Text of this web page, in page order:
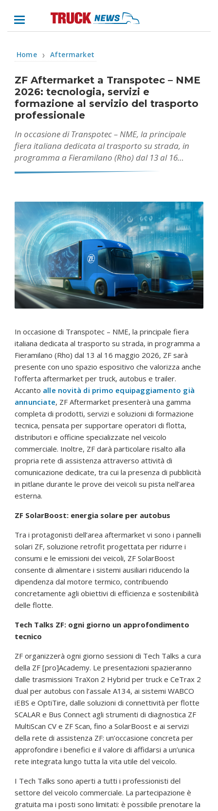
Home ❯ Aftermarket
ZF Aftermarket a Transpotec – NME
2026: tecnologia, servizi e
formazione al servizio del trasporto
professionale
In occasione di Transpotec – NME, la principale
fiera italiana dedicata al trasporto su strada, in
programma a Fieramilano (Rho) dal 13 al 16…
In occasione di Transpotec – NME, la principale fiera
italiana dedicata al trasporto su strada, in programma a
Fieramilano (Rho) dal 13 al 16 maggio 2026, ZF sarà
presente con uno spazio espositivo che valorizza anche
l’offerta aftermarket per truck, autobus e trailer.
Accanto alle novità di primo equipaggiamento già
annunciate, ZF Aftermarket presenterà una gamma
completa di prodotti, servizi e soluzioni di formazione
tecnica, pensata per supportare operatori di flotta,
distributori e officine specializzate nel veicolo
commerciale. Inoltre, ZF darà particolare risalto alla
propria rete di assistenza attraverso attività di
comunicazione dedicate, tra cui la presenza di pubblicità
in pitlane durante le prove dei veicoli su pista nell’area
esterna.
ZF SolarBoost: energia solare per autobus
Tra i protagonisti dell’area aftermarket vi sono i pannelli
solari ZF, soluzione retrofit progettata per ridurre i
consumi e le emissioni dei veicoli, ZF SolarBoost
consente di alimentare i sistemi ausiliari riducendo la
dipendenza dal motore termico, contribuendo
concretamente agli obiettivi di efficienza e sostenibilità
delle flotte.
Tech Talks ZF: ogni giorno un approfondimento
tecnico
ZF organizzerà ogni giorno sessioni di Tech Talks a cura
della ZF [pro]Academy. Le presentazioni spazieranno
dalle trasmissioni TraXon 2 Hybrid per truck e CeTrax 2
dual per autobus con l’assale A134, ai sistemi WABCO
iEBS e OptiTire, dalle soluzioni di connettività per flotte
SCALAR e Bus Connect agli strumenti di diagnostica ZF
MultiScan CV e ZF Scan, fino a SolarBoost e ai servizi
della rete di assistenza ZF: un’occasione concreta per
approfondire i benefici e il valore di affidarsi a un’unica
rete integrata lungo tutta la vita utile del veicolo.
I Tech Talks sono aperti a tutti i professionisti del
settore del veicolo commerciale. La partecipazione è
gratuita ma i posti sono limitati: è possibile prenotare la